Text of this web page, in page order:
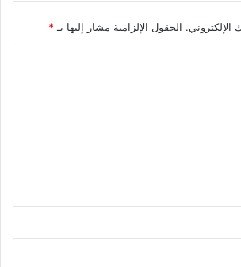
الحقول الإلزامية مشار إليها بـ *